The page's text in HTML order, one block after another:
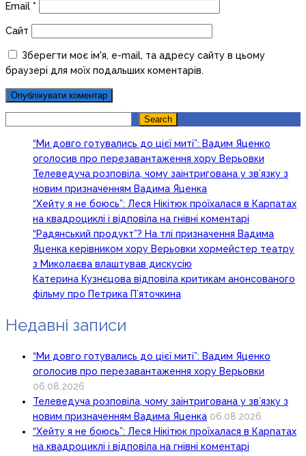
Email *
Сайт
Зберегти моє ім'я, e-mail, та адресу сайту в цьому
браузері для моїх подальших коментарів.
Search
“Ми довго готувались до цієї миті”: Вадим Яценко
оголосив про перезавантаження хору Верьовки
Телеведуча розповіла, чому заінтригована у зв’язку з
новим призначенням Вадима Яценка
“Хейту я не боюсь”: Леся Нікітюк проїхалася в Карпатах
на квадроциклі і відповіла на гнівні коментарі
“Радянський продукт”? На тлі призначення Вадима
Яценка керівником хору Верьовки хормейстер театру
з Миколаєва влаштував дискусію
Катерина Кузнєцова відповіла критикам анонсованого
фільму про Петрика П’яточкина
Недавні записи
“Ми довго готувались до цієї миті”: Вадим Яценко
оголосив про перезавантаження хору Верьовки
06.08.2026
Телеведуча розповіла, чому заінтригована у зв’язку з
новим призначенням Вадима Яценка 06.08.2026
“Хейту я не боюсь”: Леся Нікітюк проїхалася в Карпатах
на квадроциклі і відповіла на гнівні коментарі